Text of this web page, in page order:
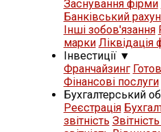
Заснування фірми
Банківський
Iнші зобов'язання
марки Ліквідація
Iнвестиції ▼
Франчайзинг
Фінансові послуги
Бухгалтерський
Реєстрація
звітність